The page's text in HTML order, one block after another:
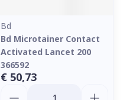
Bd
Bd Microtainer Contact
Activated Lancet 200
366592
€ 50,73